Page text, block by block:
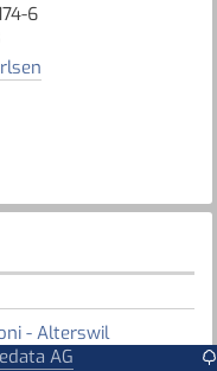
6
- Alterswil
AG